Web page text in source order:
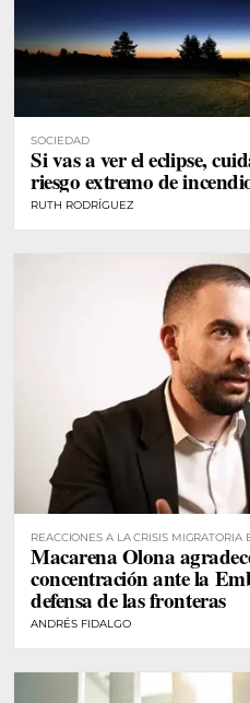
SOCIEDAD
Si vas a ver el eclipse,
riesgo extremo de
RUTH RODRÍGUEZ
REACCIONES A LA CRISIS MIGRATORIA
Macarena Olona
concentración ante la
defensa de las fronteras
ANDRÉS FIDALGO